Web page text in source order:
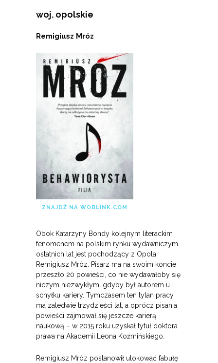
woj. opolskie
Remigiusz Mróz
ZNAJDŹ NA WOBLINK.COM
Obok Katarzyny Bondy kolejnym literackim
fenomenem na polskim rynku wydawniczym
ostatnich lat jest pochodzący z Opola
Remigiusz Mróz. Pisarz ma na swoim koncie
przeszło 20 powieści, co nie wydawałoby się
niczym niezwykłym, gdyby był autorem u
schyłku kariery. Tymczasem ten tytan pracy
ma zaledwie trzydzieści lat, a oprócz pisania
powieści zajmował się jeszcze karierą
naukową – w 2015 roku uzyskał tytuł doktora
prawa na Akademii Leona Koźmińskiego.
Remigiusz Mróz postanowił ulokować fabułę